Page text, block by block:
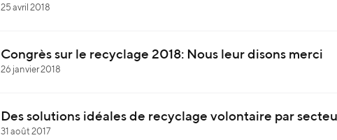
25 avril 2018
26 janvier 2018
Congrès sur le recyclage 2018: Nous leur disons merci
31 août 2017
Des solutions idéales de recyclage volontaire par